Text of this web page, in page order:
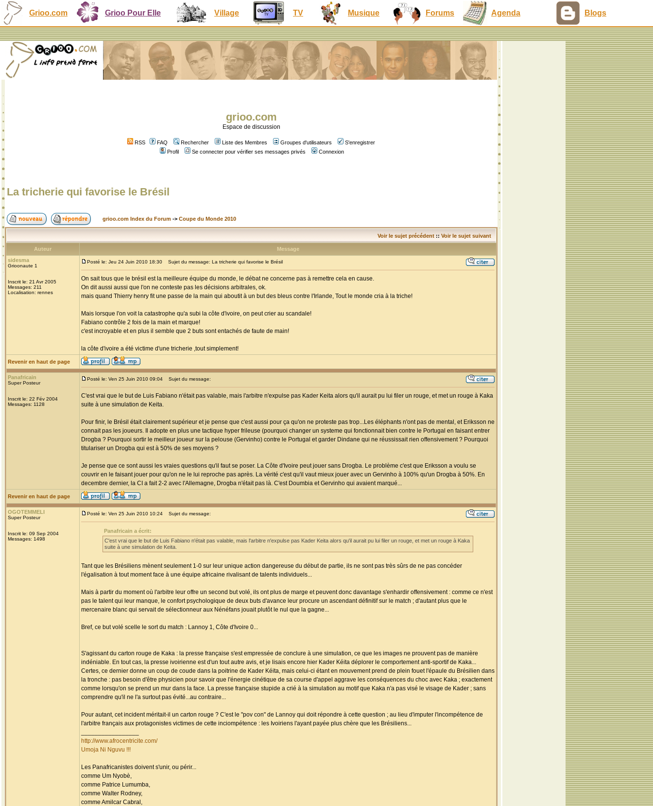
Grioo.com Grioo Pour Elle Village TV Musique Forums Agenda Blogs
grioo.com
Espace de discussion
RSS FAQ Rechercher Liste des Membres Groupes d'utilisateurs
S'enregistrer
Profil
Se connecter pour vérifier ses messages privés Connexion
La tricherie qui favorise le Brésil
grioo.com Index du Forum -> Coupe du Monde 2010
Voir le sujet précédent :: Voir le sujet suivant
Auteur
Message
sidesma
Grioonaute 1
Inscrit le: 21 Avr 2005
Messages: 211
Localisation: rennes
Posté le: Jeu 24 Juin 2010 18:30 Sujet du message: La tricherie qui favorise le Brésil
On sait tous que le brésil est la meilleure équipe du monde, le débat ne concerne pas à remettre cela en cause.
On dit aussi aussi que l'on ne conteste pas les décisions arbitrales, ok.
mais quand Thierry henry fit une passe de la main qui aboutit à un but des bleus contre l'Irlande, Tout le monde cria à la triche!
Mais lorsque l'on voit la catastrophe qu'a subi la côte d'ivoire, on peut crier au scandale!
Fabiano contrôle 2 fois de la main et marque!
c'est incroyable et en plus il semble que 2 buts sont entachés de faute de main!
la côte d'ivoire a été victime d'une tricherie ,tout simplement!
Revenir en haut de page
Panafricain
Super Posteur
Inscrit le: 22 Fév 2004
Messages: 1128
Posté le: Ven 25 Juin 2010 09:04 Sujet du message:
C'est vrai que le but de Luis Fabiano n'était pas valable, mais l'arbitre n'expulse pas Kader Keita alors qu'il aurait pu lui filer un rouge, et met un rouge à Kaka
suite à une simulation de Keita.
Pour finir, le Brésil était clairement supérieur et je pense que c'est aussi pour ça qu'on ne proteste pas trop...Les éléphants n'ont pas de mental, et Eriksson ne
connait pas les joueurs. Il adopte en plus une tactique hyper frileuse (pourquoi changer un systeme qui fonctionnait bien contre le Portugal en faisant entrer
Drogba ? Pourquoi sortir le meilleur joueur sur la pelouse (Gervinho) contre le Portugal et garder Dindane qui ne réussissait rien offensivement ? Pourquoi
titulariser un Drogba qui est à 50% de ses moyens ?
Je pense que ce sont aussi les vraies questions qu'il faut se poser. La Côte d'Ivoire peut jouer sans Drogba. Le problème c'est que Eriksson a voulu se
couvrir en le faisant jouer pour qu'on ne le lui reproche pas après. La vérité c'est qu'il vaut mieux jouer avec un Gervinho à 100% qu'un Drogba à 50%. En
decembre dernier, la CI a fait 2-2 avec l'Allemagne, Drogba n'était pas là. C'est Doumbia et Gervinho qui avaient marqué...
Revenir en haut de page
OGOTEMMELI
Super Posteur
Inscrit le: 09 Sep 2004
Messages: 1498
Posté le: Ven 25 Juin 2010 10:24 Sujet du message:
Panafricain a écrit:
C'est vrai que le but de Luis Fabiano n'était pas valable, mais l'arbitre n'expulse pas Kader Keita alors qu'il aurait pu lui filer un rouge, et met un rouge à Kaka
suite à une simulation de Keita.
Tant que les Brésiliens mènent seulement 1-0 sur leur unique action dangereuse du début de partie, ils ne sont pas très sûrs de ne pas concéder
l'égalisation à tout moment face à une équipe africaine rivalisant de talents individuels...
Mais à partir du moment où l'arbitre leur offre un second but volé, ils ont plus de marge et peuvent donc davantage s'enhardir offensivement : comme ce n'est
pas le talent qui leur manque, le confort psychologique de deux buts d'avance leur procure un ascendant définitif sur le match ; d'autant plus que le
mercenaire blanc qui servait de sélectionneur aux Nénéfans jouait plutôt le nul que la gagne...
Bref, ce but volé scelle le sort du match : Lannoy 1, Côte d'Ivoire 0...
S'agissant du carton rouge de Kaka : la presse française s'est empressée de conclure à une simulation, ce que les images ne prouvent pas de manière
indéniable. En tout cas, la presse ivoirienne est d'un tout autre avis, et je lisais encore hier Kader Kéita déplorer le comportement anti-sportif de Kaka...
Certes, ce dernier donne un coup de coude dans la poitrine de Kader Kéita, mais celui-ci étant en mouvement prend de plein fouet l'épaule du Brésilien dans
la tronche : pas besoin d'être physicien pour savoir que l'énergie cinétique de sa course d'appel aggrave les conséquences du choc avec Kaka ; exactement
comme lorsqu'on se prend un mur dans la face. La presse française stupide a crié à la simulation au motif que Kaka n'a pas visé le visage de Kader ; sans
comprendre qu'il ne l'a surtout pas évité...au contraire...
Pour autant, cet incident méritait-il un carton rouge ? C'est le "pov con" de Lannoy qui doit répondre à cette question ; au lieu d'imputer l'incompétence de
l'arbitre français aux protagonistes victimes de cette inciompétence : les Ivoiriens l'ayant payée plus chère que les Brésiliens...
http://www.afrocentricite.com/
Umoja Ni Nguvu !!!
Les Panafricanistes doivent s'unir, ou périr...
comme Um Nyobè,
comme Patrice Lumumba,
comme Walter Rodney,
comme Amilcar Cabral,